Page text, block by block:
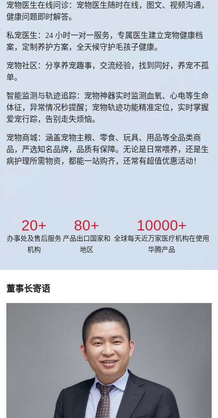
宠物医生在线问诊：宠物医生随时在线，图文、视频沟通，
健康问题即时解答。
私宠 医生： 24 小时一对一服务，专属医生建立宠物健康档
案，定制养护方案，全天候守护毛孩子健康。
宠物社区 ：分享养宠趣事，交流经验，找到同好，养宠不孤
单。
智能监测与轨迹追踪：宠物神器实时监测血氧、心电等生命
体征，异常情况秒提醒； 宠物轨迹功能精准定位，实时掌握
爱宠行踪，告别走失烦恼。
宠物商城：涵盖宠物主粮、零食、玩具、用品等全品类商
品，严选知名品牌，品质有保障。无论是日常喂养，还是生
病护理所需物资，都能一站购齐，还常有超值优惠活动！
20+
办事处及售后服务
机构
80+
产品出口国家和
地区
10000+
全球每天近万家医疗机构在使用
华腾产品
董事长寄语